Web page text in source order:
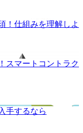
！仕組みを理解しよ
スマートコントラク
手するなら